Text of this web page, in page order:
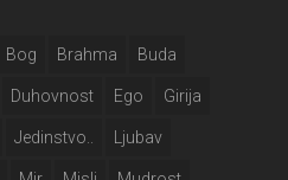
Bog Brahma Buda
Duhovnost Ego Girija
Jedinstvo.. Ljubav